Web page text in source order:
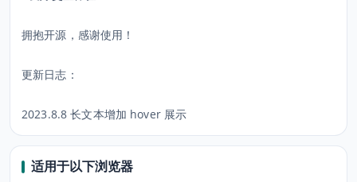
拥抱开源，感谢使用！
更新日志：
2023.8.8 长文本增加 hover 展示
适用于以下浏览器